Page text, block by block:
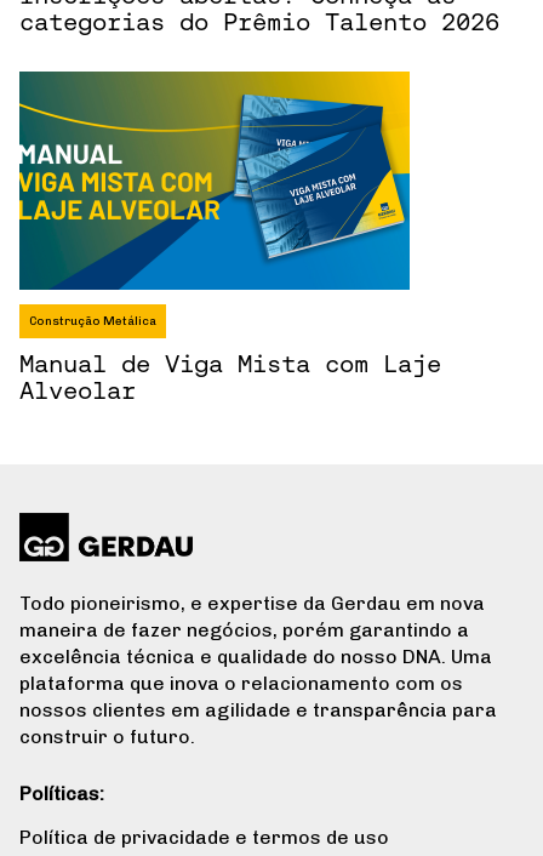
categorias do Prêmio Talento 2026
Construção Metálica
Manual de Viga Mista com Laje
Alveolar
Todo pioneirismo, e expertise da Gerdau em nova
maneira de fazer negócios, porém garantindo a
excelência técnica e qualidade do nosso DNA. Uma
plataforma que inova o relacionamento com os
nossos clientes em agilidade e transparência para
construir o futuro.
Políticas:
Política de privacidade e termos de uso